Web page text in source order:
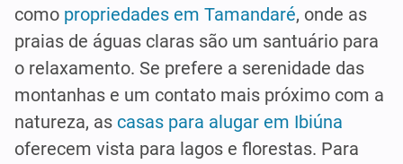
como propriedades em Tamandaré, onde as
praias de águas claras são um santuário para
o relaxamento. Se prefere a serenidade das
montanhas e um contato mais próximo com a
natureza, as casas para alugar em Ibiúna
oferecem vista para lagos e florestas. Para